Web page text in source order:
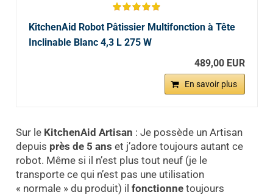
KitchenAid Robot Pâtissier Multifonction à Tête
Inclinable Blanc 4,3 L 275 W
489,00 EUR
En savoir plus
Sur le KitchenAid Artisan : Je possède un Artisan
depuis près de 5 ans et j’adore toujours autant ce
robot. Même si il n’est plus tout neuf (je le
transporte ce qui n’est pas une utilisation
« normale » du produit) il fonctionnetoujours